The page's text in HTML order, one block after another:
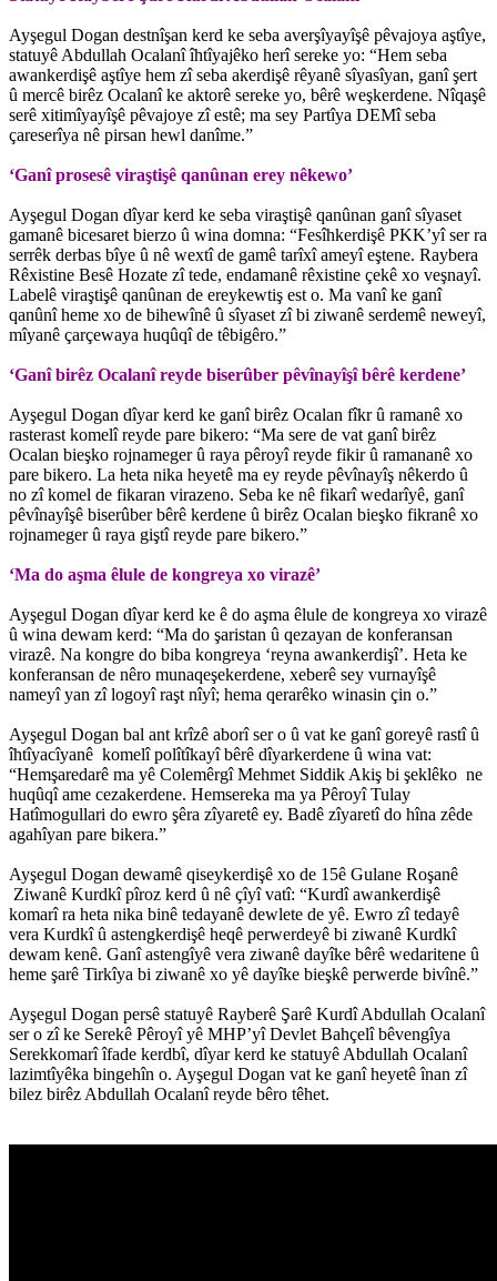
Ayşegul Dogan destnîşan kerd ke seba averşîyayîşê pêvajoya aştîye,
statuyê Abdullah Ocalanî îhtîyajêko herî sereke yo: “Hem seba
awankerdişê aştîye hem zî seba akerdişê rêyanê sîyasîyan, ganî şert
û mercê birêz Ocalanî ke aktorê sereke yo, bêrê weşkerdene. Nîqaşê
serê xitimîyayîşê pêvajoye zî estê; ma sey Partîya DEMî seba
çareserîya nê pirsan hewl danîme.”
‘Ganî prosesê viraştişê qanûnan erey nêkewo’
Ayşegul Dogan dîyar kerd ke seba viraştişê qanûnan ganî sîyaset
gamanê bicesaret bierzo û wina domna: “Fesîhkerdişê PKK’yî ser ra
serrêk derbas bîye û nê wextî de gamê tarîxî ameyî eştene. Raybera
Rêxistine Besê Hozate zî tede, endamanê rêxistine çekê xo veşnayî.
Labelê viraştişê qanûnan de ereykewtiş est o. Ma vanî ke ganî
qanûnî heme xo de bihewînê û sîyaset zî bi ziwanê serdemê neweyî,
mîyanê çarçewaya huqûqî de têbigêro.”
‘Ganî birêz Ocalanî reyde biserûber pêvînayîşî bêrê kerdene’
Ayşegul Dogan dîyar kerd ke ganî birêz Ocalan fîkr û ramanê xo
rasterast komelî reyde pare bikero: “Ma sere de vat ganî birêz
Ocalan bieşko rojnameger û raya pêroyî reyde fikir û ramananê xo
pare bikero. La heta nika heyetê ma ey reyde pêvînayîş nêkerdo û
no zî komel de fikaran virazeno. Seba ke nê fikarî wedarîyê, ganî
pêvînayîşê biserûber bêrê kerdene û birêz Ocalan bieşko fikranê xo
rojnameger û raya giştî reyde pare bikero.”
‘Ma do aşma êlule de kongreya xo virazê’
Ayşegul Dogan dîyar kerd ke ê do aşma êlule de kongreya xo virazê
û wina dewam kerd: “Ma do şaristan û qezayan de konferansan
virazê. Na kongre do biba kongreya ‘reyna awankerdişî’. Heta ke
konferansan de nêro munaqeşekerdene, xeberê sey vurnayîşê
nameyî yan zî logoyî raşt nîyî; hema qerarêko winasin çin o.”
Ayşegul Dogan bal ant krîzê aborî ser o û vat ke ganî goreyê rastî û
îhtîyacîyanê komelî polîtîkayî bêrê dîyarkerdene û wina vat:
“Hemşaredarê ma yê Colemêrgî Mehmet Siddik Akiş bi şeklêko ne
huqûqî ame cezakerdene. Hemsereka ma ya Pêroyî Tulay
Hatîmogullari do ewro şêra zîyaretê ey. Badê zîyaretî do hîna zêde
agahîyan pare bikera.”
Ayşegul Dogan dewamê qiseykerdişê xo de 15ê Gulane Roşanê
Ziwanê Kurdkî pîroz kerd û nê çîyî vatî: “Kurdî awankerdişê
komarî ra heta nika binê tedayanê dewlete de yê. Ewro zî tedayê
vera Kurdkî û astengkerdişê heqê perwerdeyê bi ziwanê Kurdkî
dewam kenê. Ganî astengîyê vera ziwanê dayîke bêrê wedaritene û
heme şarê Tirkîya bi ziwanê xo yê dayîke bieşkê perwerde bivînê.”
Ayşegul Dogan persê statuyê Rayberê Şarê Kurdî Abdullah Ocalanî
ser o zî ke Serekê Pêroyî yê MHP’yî Devlet Bahçelî bêvengîya
Serekkomarî îfade kerdbî, dîyar kerd ke statuyê Abdullah Ocalanî
lazimtîyêka bingehîn o. Ayşegul Dogan vat ke ganî heyetê înan zî
bilez birêz Abdullah Ocalanî reyde bêro têhet.